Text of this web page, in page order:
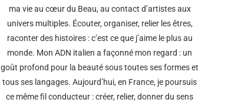
ma vie au cœur du Beau, au contact d’artistes aux
univers multiples. Écouter, organiser, relier les êtres,
raconter des histoires : c’est ce que j’aime le plus au
monde. Mon ADN italien a façonné mon regard : un
goût profond pour la beauté sous toutes ses formes et
tous ses langages. Aujourd’hui, en France, je poursuis
ce même fil conducteur : créer, relier, donner du sens